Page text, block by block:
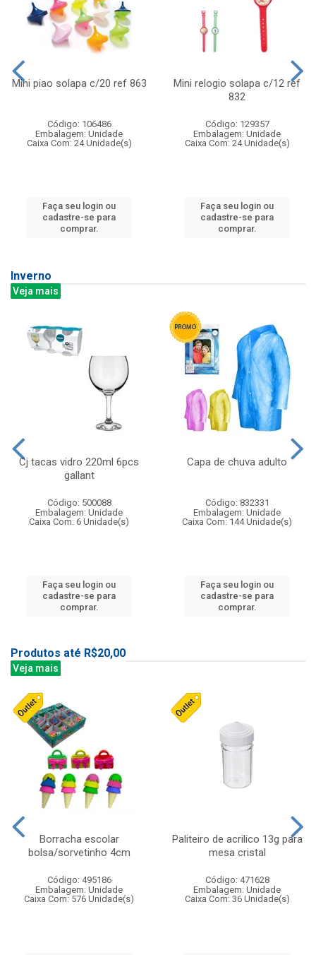
Mini piao solapa c/20 ref 863
Código: 106486
Embalagem: Unidade
Caixa Com: 24 Unidade(s)
Faça seu login ou
cadastre-se para
comprar.
Mini relogio solapa c/12 ref
832
Código: 129357
Embalagem: Unidade
Caixa Com: 24 Unidade(s)
Faça seu login ou
cadastre-se para
comprar.
Inverno
Veja mais
Cj tacas vidro 220ml 6pcs
gallant
Código: 500088
Embalagem: Unidade
Caixa Com: 6 Unidade(s)
Faça seu login ou
cadastre-se para
comprar.
Capa de chuva adulto
Código: 832331
Embalagem: Unidade
Caixa Com: 144 Unidade(s)
Faça seu login ou
cadastre-se para
comprar.
Produtos até R$20,00
Veja mais
Borracha escolar
bolsa/sorvetinho 4cm
Código: 495186
Embalagem: Unidade
Caixa Com: 576 Unidade(s)
Paliteiro de acrilico 13g para
mesa cristal
Código: 471628
Embalagem: Unidade
Caixa Com: 36 Unidade(s)